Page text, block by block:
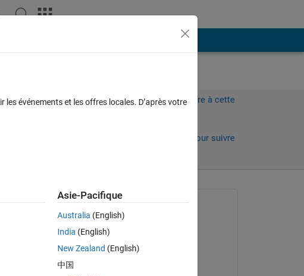
Connectez-vous pour répondre à cette
Connectez-vous pour suivre
plus anciens
晨旭 王
le 6 Sep 2021
événements et les offres locales. D’après votre
Asie-Pacifique
Australia (English)
India (English)
New Zealand (English)
中国